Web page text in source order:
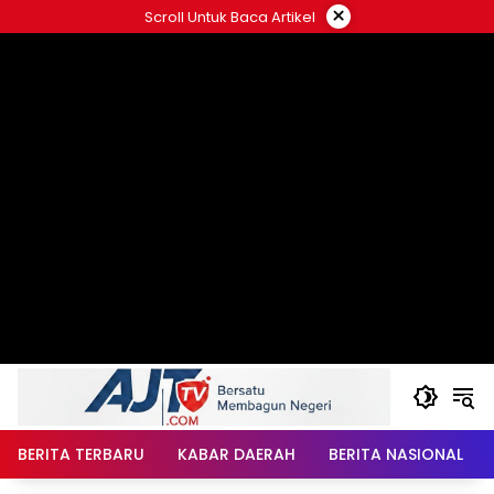
ke
Scroll Untuk Baca Artikel ×
BERITA TERBARU KABAR DAERAH BERITA NASIONAL